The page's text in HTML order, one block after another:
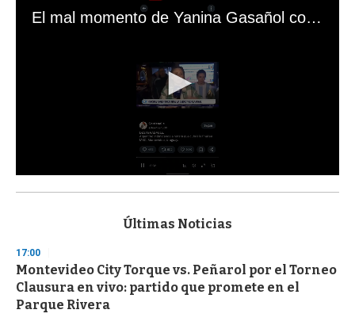
El mal momento de Yanina Gasañol con un hincha argentino en "Subrayado"
s
d
s
o
f
3
Últimas Noticias
17:00
Montevideo City Torque vs. Peñarol por el Torneo
Clausura en vivo: partido que promete en el
Parque Rivera